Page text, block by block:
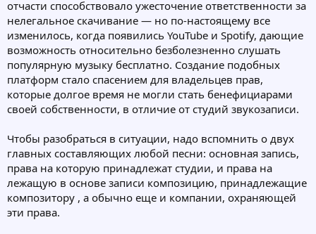
отчасти способствовало ужесточение ответственности за
нелегальное скачивание — но по-настоящему все
изменилось, когда появились YouTube и Spotify, дающие
возможность относительно безболезненно слушать
популярную музыку бесплатно. Создание подобных
платформ стало спасением для владельцев прав,
которые долгое время не могли стать бенефициарами
своей собственности, в отличие от студий звукозаписи.
Чтобы разобраться в ситуации, надо вспомнить о двух
главных составляющих любой песни: основная запись,
права на которую принадлежат студии, и права на
лежащую в основе записи композицию, принадлежащие
композитору , а обычно еще и компании, охраняющей
эти права.